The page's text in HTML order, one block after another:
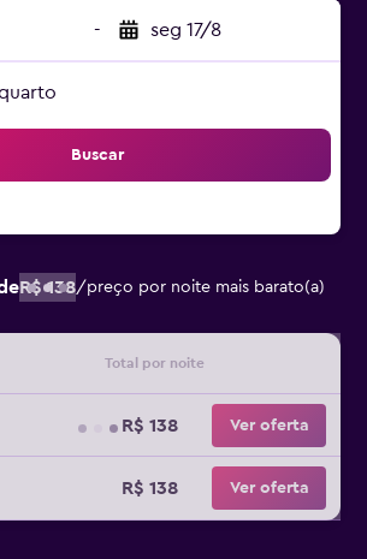
- seg 17/8
Buscar
R$ 138/preço por noite mais barato(a)
Total por noite
R$ 138 Ver oferta
R$ 138 Ver oferta